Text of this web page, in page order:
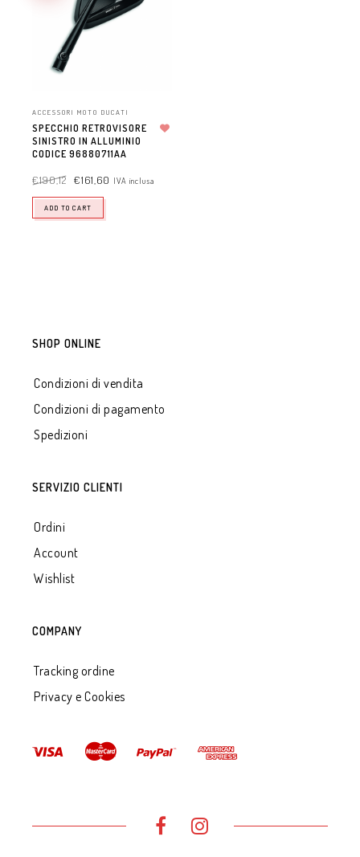
ACCESSORI MOTO DUCATI
SPECCHIO RETROVISORE
SINISTRO IN ALLUMINIO
CODICE 96880711AA
€190,12 €161,60 IVA inclusa
ADD TO CART
SHOP ONLINE
Condizioni di vendita
Condizioni di pagamento
Spedizioni
SERVIZIO CLIENTI
Ordini
Account
Wishlist
COMPANY
Tracking ordine
Privacy e Cookies